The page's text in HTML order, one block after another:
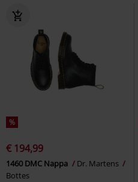
%
€ 194,99
1460 DMC Nappa
Dr. Martens
Bottes